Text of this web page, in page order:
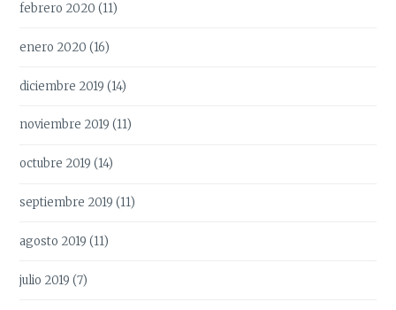
febrero 2020 (11)
enero 2020 (16)
diciembre 2019 (14)
noviembre 2019 (11)
octubre 2019 (14)
septiembre 2019 (11)
agosto 2019 (11)
julio 2019 (7)